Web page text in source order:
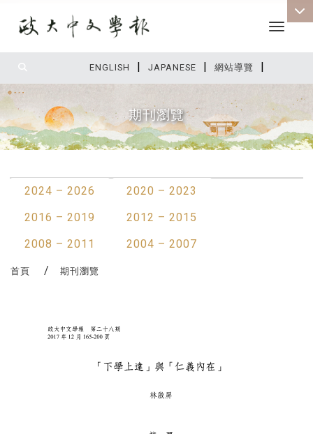
ENGLISH | JAPANESE | 網站導覽 |
Toggle
期刊瀏覽
2024 – 2026
2020 – 2023
2016 – 2019
2012 – 2015
2008 – 2011
2004 – 2007
首頁 期刊瀏覽